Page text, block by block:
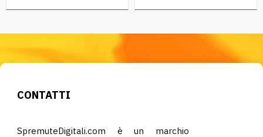
CONTATTI
SpremuteDigitali.com è un marchio